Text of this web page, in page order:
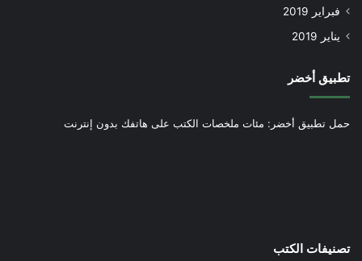
فبراير 2019
يناير 2019
تطبيق أخضر
حمل تطبيق أخضر: مئات ملخصات الكتب على هاتفك بدون إنترنت
تصنيفات الكتب